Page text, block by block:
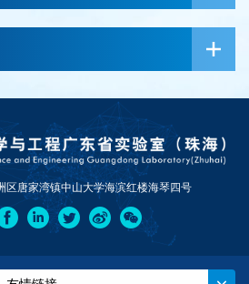
区唐家湾镇中山大学海滨红楼海琴四号